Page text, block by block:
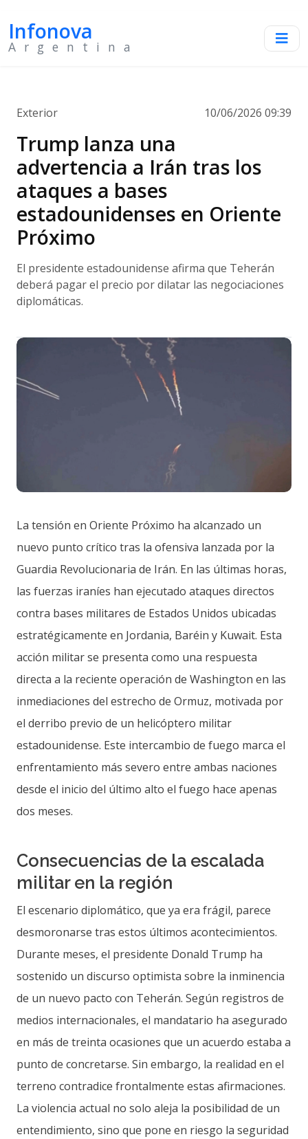
Infonova
Argentina
Exterior 10/06/2026 09:39
Trump lanza una
advertencia a Irán tras los
ataques a bases
estadounidenses en Oriente
Próximo
El presidente estadounidense afirma que Teherán
deberá pagar el precio por dilatar las negociaciones
diplomáticas.
La tensión en Oriente Próximo ha alcanzado un
nuevo punto crítico tras la ofensiva lanzada por la
Guardia Revolucionaria de Irán. En las últimas horas,
las fuerzas iraníes han ejecutado ataques directos
contra bases militares de Estados Unidos ubicadas
estratégicamente en Jordania, Baréin y Kuwait. Esta
acción militar se presenta como una respuesta
directa a la reciente operación de Washington en las
inmediaciones del estrecho de Ormuz, motivada por
el derribo previo de un helicóptero militar
estadounidense. Este intercambio de fuego marca el
enfrentamiento más severo entre ambas naciones
desde el inicio del último alto el fuego hace apenas
dos meses.
Consecuencias de la escalada
militar en la región
El escenario diplomático, que ya era frágil, parece
desmoronarse tras estos últimos acontecimientos.
Durante meses, el presidente Donald Trump ha
sostenido un discurso optimista sobre la inminencia
de un nuevo pacto con Teherán. Según registros de
medios internacionales, el mandatario ha asegurado
en más de treinta ocasiones que un acuerdo estaba a
punto de concretarse. Sin embargo, la realidad en el
terreno contradice frontalmente estas afirmaciones.
La violencia actual no solo aleja la posibilidad de un
entendimiento, sino que pone en riesgo la seguridad